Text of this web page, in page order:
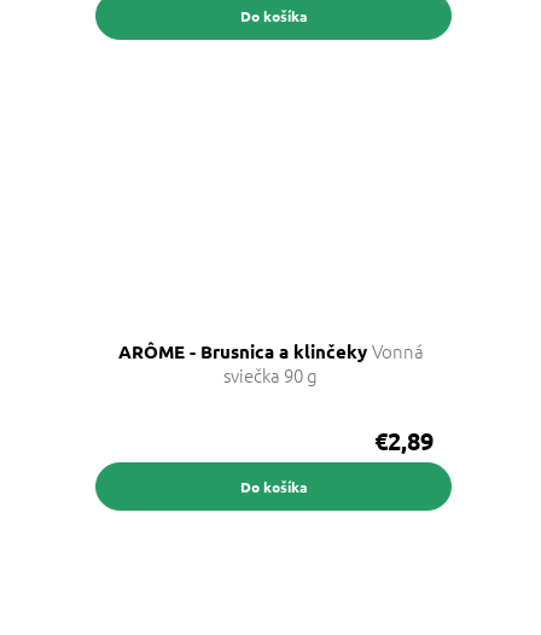
Do košíka
ARÔME - Brusnica a klinčeky Vonná
sviečka 90 g
€2,89
Do košíka